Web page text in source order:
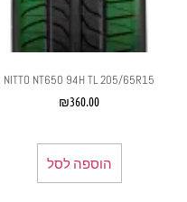
NITTO NT650 94H TL 205/65R15
₪360.00
הוספה לסל